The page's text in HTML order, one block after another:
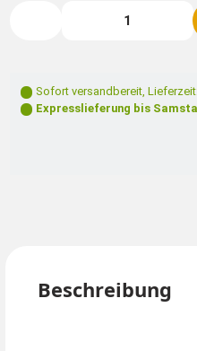
Sofort versandbereit,
Expresslieferung bis
Beschreibung